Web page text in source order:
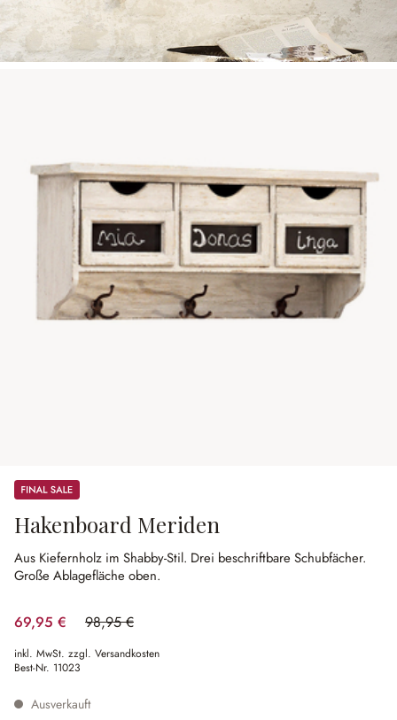
Sale
Hakenboard Meriden
Aus Kiefernholz im Shabby-Stil. Drei beschriftbare Schubfächer.
Große Ablagefläche oben.
69,95 € 98,95 €
(29.31% gespart)
inkl. MwSt. zzgl. Versandkosten
Best-Nr. 11023
Ausverkauft